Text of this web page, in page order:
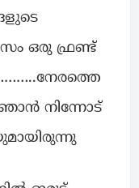
ഒരു ഫ്രണ്ട്
നിന്നോട്